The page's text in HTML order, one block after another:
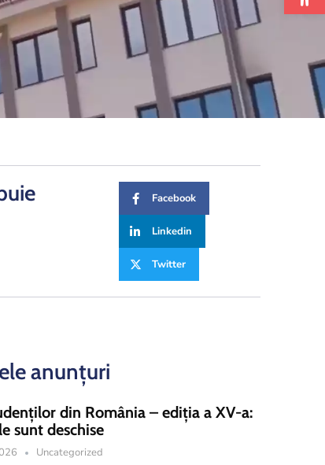
Facebook
Linkedin
Twitter
anunțuri
din România – ediția a XV-a:
sunt deschise
Uncategorized